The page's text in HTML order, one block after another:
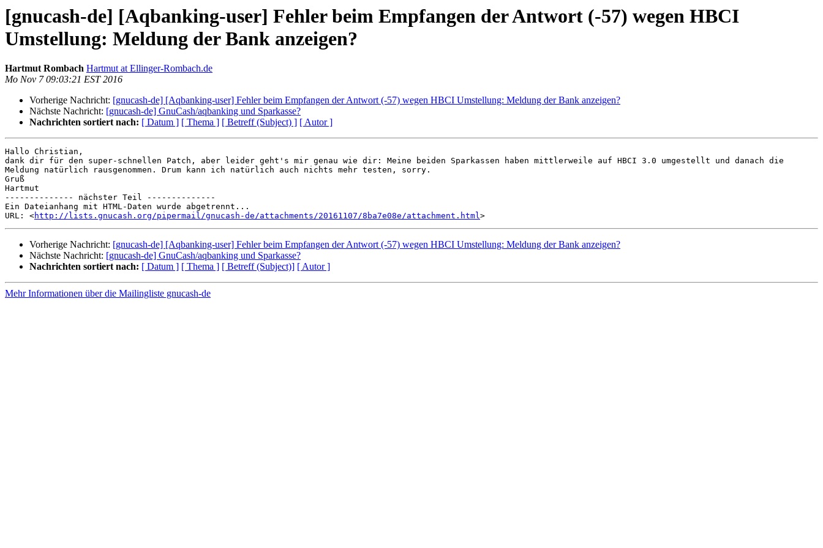
[gnucash-de] [Aqbanking-user] Fehler beim Empfangen der Antwort (-57) wegen HBCI
Umstellung: Meldung der Bank anzeigen?
Hartmut Rombach Hartmut at Ellinger-Rombach.de
Mo Nov 7 09:03:21 EST 2016
Vorherige Nachricht: [gnucash-de] [Aqbanking-user] Fehler beim Empfangen der Antwort (-57) wegen HBCI Umstellung: Meldung der Bank anzeigen?
Nächste Nachricht: [gnucash-de] GnuCash/aqbanking und Sparkasse?
Nachrichten sortiert nach: [ Datum ] [ Thema ] [ Betreff (Subject) ] [ Autor ]
Hallo Christian,
dank dir für den super-schnellen Patch, aber leider geht's mir genau wie dir: Meine beiden Sparkassen haben mittlerweile auf HBCI 3.0 umgestellt und danach die
Meldung natürlich rausgenommen. Drum kann ich natürlich auch nichts mehr testen, sorry.
Gruß
Hartmut
-------------- nächster Teil --------------
Ein Dateianhang mit HTML-Daten wurde abgetrennt...
URL: <http://lists.gnucash.org/pipermail/gnucash-de/attachments/20161107/8ba7e08e/attachment.html
Vorherige Nachricht: [gnucash-de] [Aqbanking-user] Fehler beim Empfangen der Antwort (-57) wegen HBCI Umstellung: Meldung der Bank anzeigen?
Nächste Nachricht: [gnucash-de] GnuCash/aqbanking und Sparkasse?
Nachrichten sortiert nach: [ Datum ] [ Thema ] [ Betreff (Subject)] [ Autor ]
Mehr Informationen über die Mailingliste gnucash-de